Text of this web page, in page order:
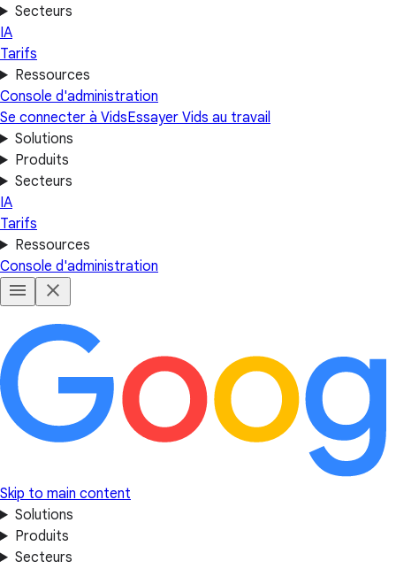
Secteurs
IA
Tarifs
Ressources
Console d'administration
Se connecter à VidsEssayer Vids au travail
Solutions
Produits
Secteurs
IA
Tarifs
Ressources
Console d'administration
Skip to main content
Solutions
Produits
Secteurs